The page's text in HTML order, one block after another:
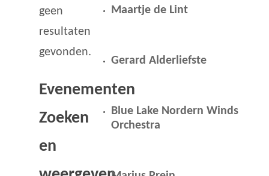
geen
resultaten
gevonden.
Evenementen
Zoeken
en
Maartje de Lint
Gerard Alderliefste
Blue Lake Nordern Winds
Orchestra